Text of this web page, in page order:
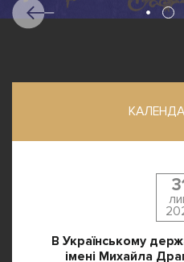
В Українському
імені Михайла